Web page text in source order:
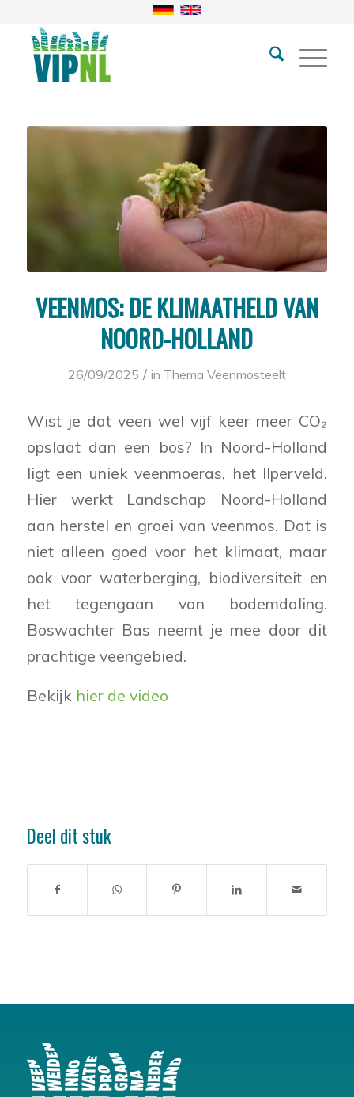
VEENMOS: DE KLIMAATHELD VAN
NOORD-HOLLAND
26/09/2025 / in Thema Veenmosteelt
Wist je dat veen wel vijf keer meer CO₂
opslaat dan een bos? In Noord-Holland
ligt een uniek veenmoeras, het Ilperveld.
Hier werkt Landschap Noord-Holland
aan herstel en groei van veenmos. Dat is
niet alleen goed voor het klimaat, maar
ook voor waterberging, biodiversiteit en
het tegengaan van bodemdaling.
Boswachter Bas neemt je mee door dit
prachtige veengebied.
Bekijk hier de video
Deel dit stuk